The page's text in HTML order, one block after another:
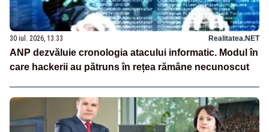
30 iul. 2026, 13:33 Realitatea.NET
ANP dezvăluie cronologia atacului informatic. Modul în
care hackerii au pătruns în rețea rămâne necunoscut